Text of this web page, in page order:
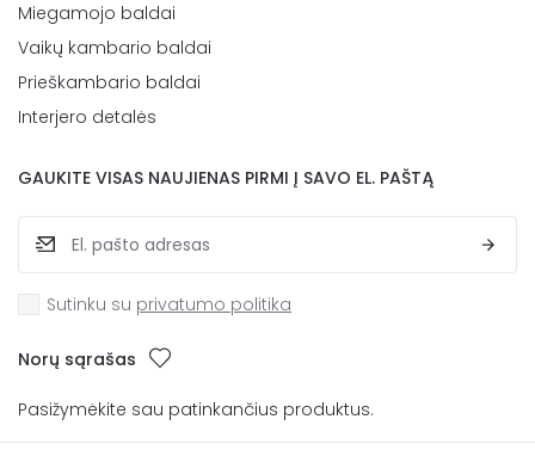
Miegamojo baldai
Vaikų kambario baldai
Prieškambario baldai
Interjero detalės
GAUKITE VISAS NAUJIENAS PIRMI Į SAVO EL. PAŠTĄ
Sutinku su privatumo politika
Norų sąrašas
Pasižymėkite sau patinkančius produktus.